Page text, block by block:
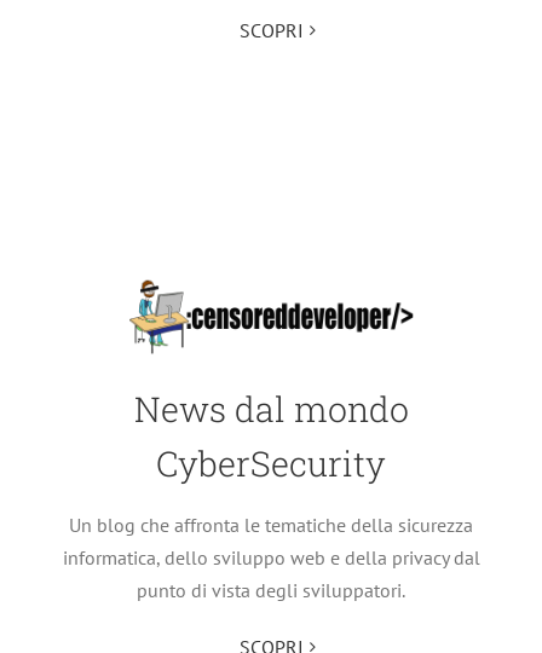
SCOPRI
News dal mondo
CyberSecurity
Un blog che affronta le tematiche della sicurezza
informatica, dello sviluppo web e della privacy dal
punto di vista degli sviluppatori.
SCOPRI